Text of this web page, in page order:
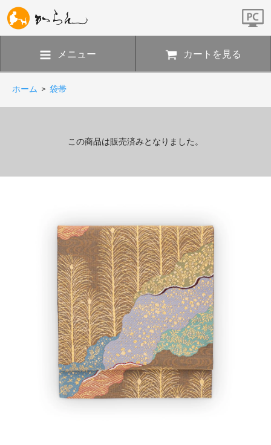
メニュー カートを見る
ホーム > 袋帯
この商品は販売済みとなりました。